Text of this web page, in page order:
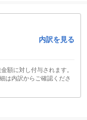
内訳を見る
額に対し付与されます。
は内訳からご確認くださ